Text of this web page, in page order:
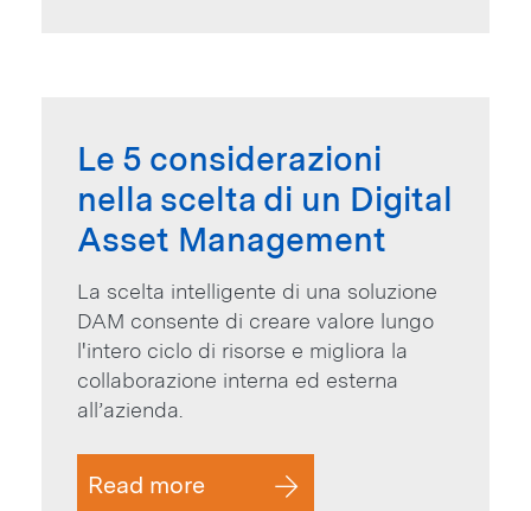
Le 5 considerazioni
nella scelta di un Digital
Asset Management
La scelta intelligente di una soluzione
DAM consente di creare valore lungo
l'intero ciclo di risorse e migliora la
collaborazione interna ed esterna
all’azienda.
Read more